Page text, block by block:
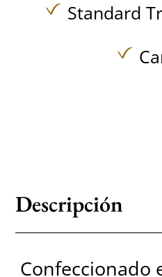
Standard
Descripción
Confeccionado